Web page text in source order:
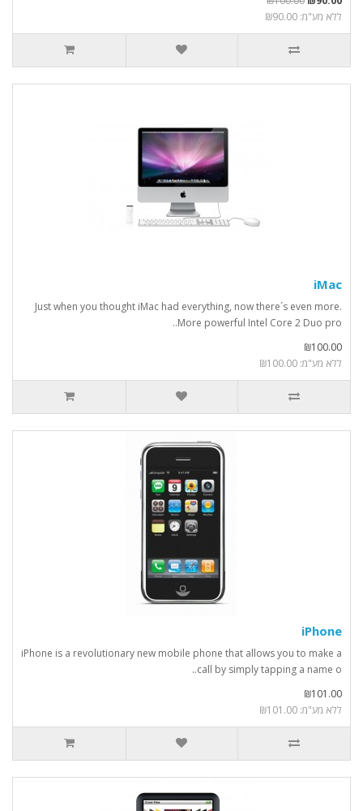
ללא מע"מ: ₪90.00
iMac
Just when you thought iMac had everything, now there´s even more.
More powerful Intel Core 2 Duo pro..
₪100.00
ללא מע"מ: ₪100.00
iPhone
iPhone is a revolutionary new mobile phone that allows you to make a
call by simply tapping a name o..
₪101.00
ללא מע"מ: ₪101.00